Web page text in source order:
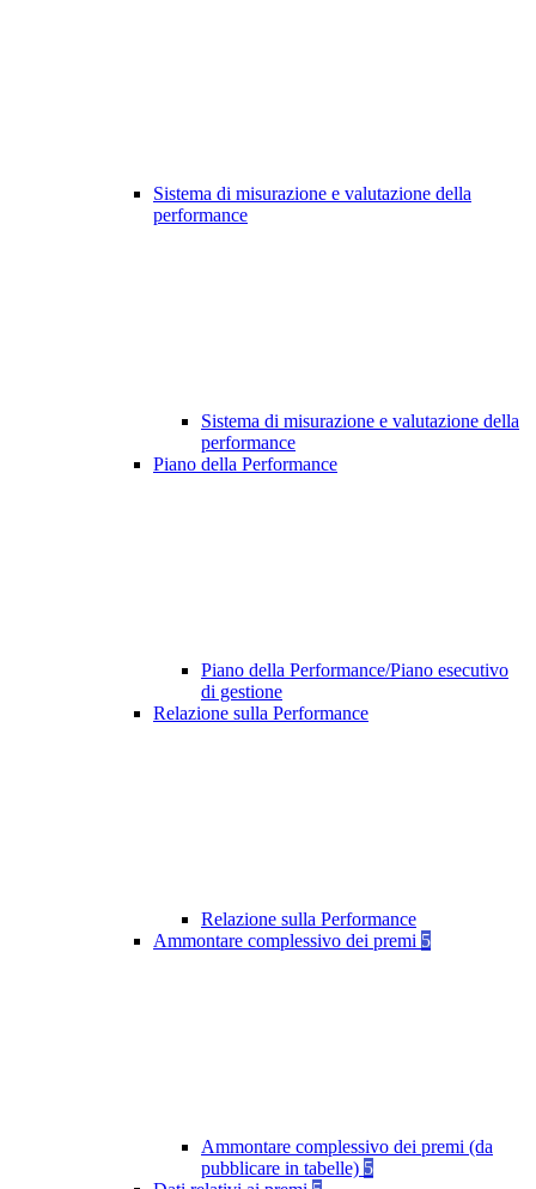
Sistema di misurazione e valutazione della
performance
Sistema di misurazione e valutazione della
performance
Piano della Performance
Piano della Performance/Piano esecutivo
di gestione
Relazione sulla Performance
Relazione sulla Performance
Ammontare complessivo dei premi 5
Ammontare complessivo dei premi (da
pubblicare in tabelle) 5